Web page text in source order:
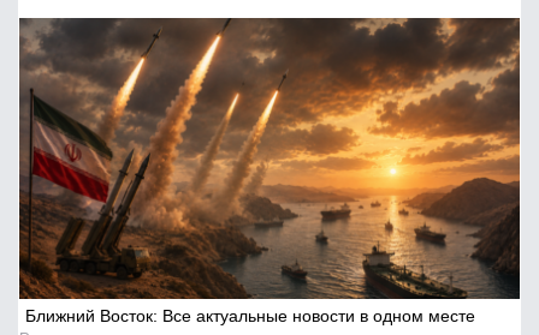
Ближний Восток: Все актуальные новости в одном месте